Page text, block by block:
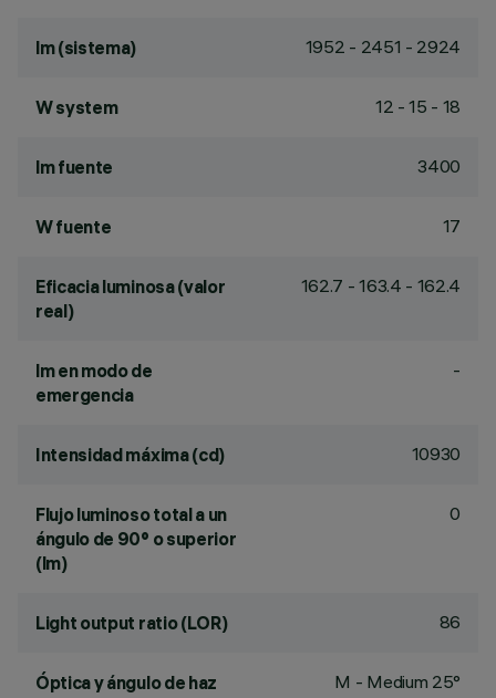
lm (sistema) 1952 - 2451 - 2924
W system 12 - 15 - 18
lm fuente 3400
W fuente 17
Eficacia luminosa (valor
real)
162.7 - 163.4 - 162.4
lm en modo de
emergencia
-
Intensidad máxima (cd) 10930
Flujo luminoso total a un
ángulo de 90° o superior
(lm)
0
Light output ratio (LOR) 86
Óptica y ángulo de haz M - Medium 25°